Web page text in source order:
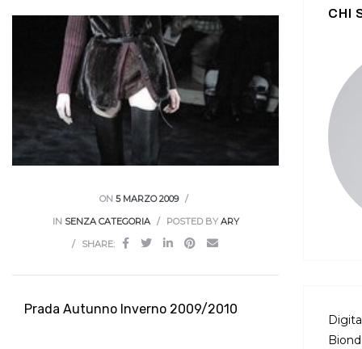
ON 5 MARZO 2009
IN SENZA CATEGORIA POSTED BY ARY
SHARE:
Prada Autunno Inverno 2009/2010
CHI